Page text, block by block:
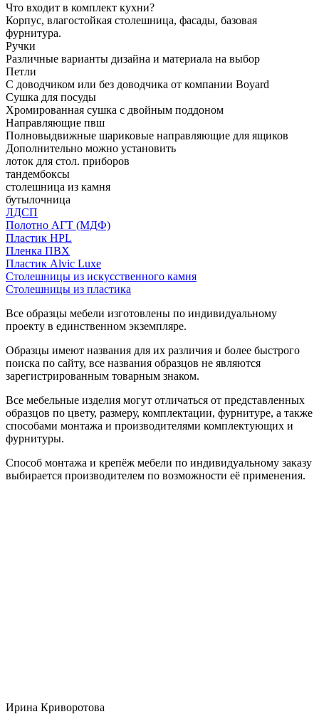
Что входит в комплект кухни?
Корпус, влагостойкая столешница, фасады, базовая
фурнитура.
Ручки
Различные варианты дизайна и материала на выбор
Петли
С доводчиком или без доводчика от компании Boyard
Сушка для посуды
Хромированная сушка с двойным поддоном
Направляющие пвш
Полновыдвижные шариковые направляющие для ящиков
Дополнительно можно установить
лоток для стол. приборов
тандембоксы
столешница из камня
бутылочница
ЛДСП
Полотно АГТ (МДФ)
Пластик HPL
Пленка ПВХ
Пластик Alvic Luxe
Столешницы из искусственного камня
Столешницы из пластика
Все образцы мебели изготовлены по индивидуальному
проекту в единственном экземпляре.
Образцы имеют названия для их различия и более быстрого
поиска по сайту, все названия образцов не являются
зарегистрированным товарным знаком.
Все мебельные изделия могут отличаться от представленных
образцов по цвету, размеру, комплектации, фурнитуре, а также
способами монтажа и производителями комплектующих и
фурнитуры.
Способ монтажа и крепёж мебели по индивидуальному заказу
выбирается производителем по возможности её применения.
Ирина Криворотова